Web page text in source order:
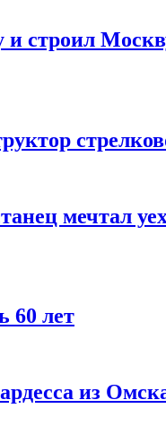
строил
мечтал
60 лет
из